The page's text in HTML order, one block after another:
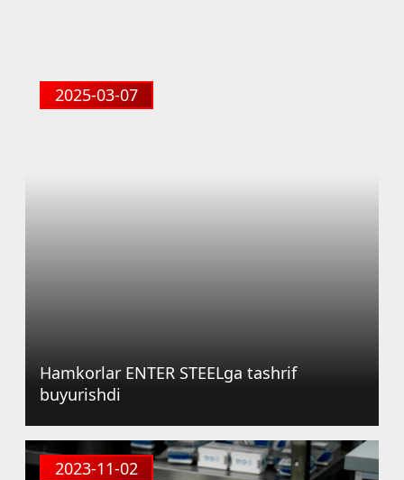
2025-03-07
Hamkorlar ENTER STEELga tashrif
buyurishdi
2023-11-02